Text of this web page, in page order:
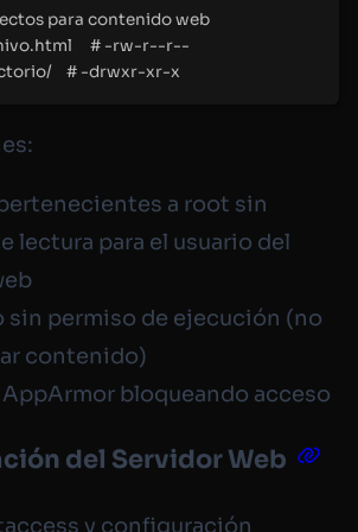
para contenido web
# -rw-r--r--
# -drwxr-xr-x
a root sin
lectura para el usuario del
sin permiso de ejecución (no
contenido)
AppArmor bloqueando acceso
del Servidor Web
y configuración